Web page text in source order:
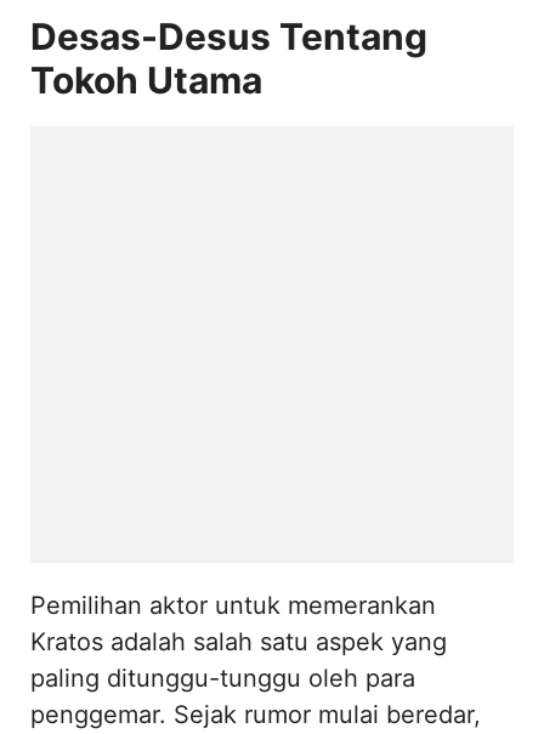
Desas-Desus Tentang
Tokoh Utama
Pemilihan aktor untuk memerankan
Kratos adalah salah satu aspek yang
paling ditunggu-tunggu oleh para
penggemar. Sejak rumor mulai beredar,